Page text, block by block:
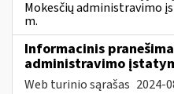
Mokesčių administravimo
m.
Informacinis
administravimo
Web turinio sąrašas 2024-